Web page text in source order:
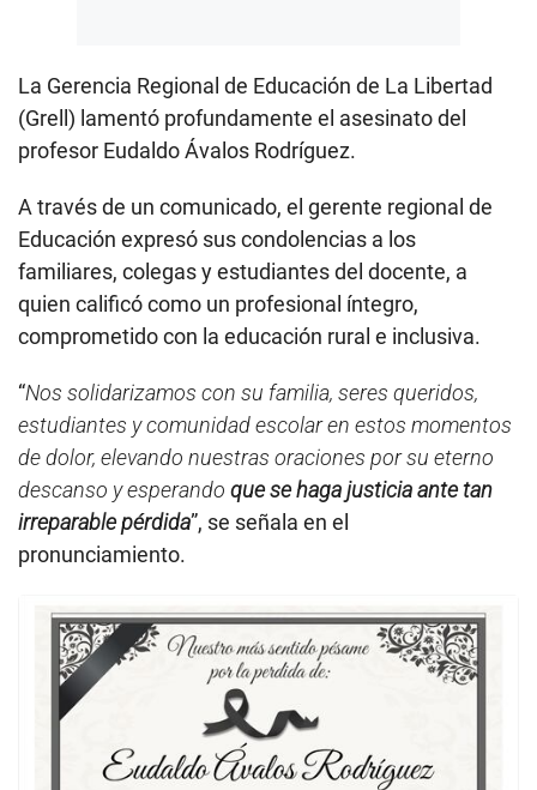
La Gerencia Regional de Educación de La Libertad
(Grell) lamentó profundamente el asesinato del
profesor Eudaldo Ávalos Rodríguez.
A través de un comunicado, el gerente regional de
Educación expresó sus condolencias a los
familiares, colegas y estudiantes del docente, a
quien calificó como un profesional íntegro,
comprometido con la educación rural e inclusiva.
“Nos solidarizamos con su familia, seres queridos,
estudiantes y comunidad escolar en estos momentos
de dolor, elevando nuestras oraciones por su eterno
descanso y esperando que se haga justicia ante tan
irreparable pérdida”, se señala en el
pronunciamiento.